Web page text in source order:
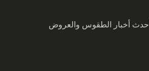
أخبار الطقوس والعروض